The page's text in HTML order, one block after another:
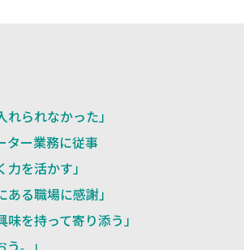
られなかった」
ター業務に従事
を活かす」
る職場に感謝」
を持って寄り添う」
。」